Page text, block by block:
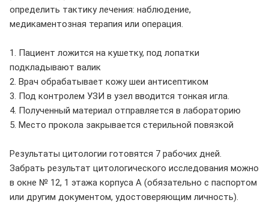
определить тактику лечения: наблюдение,
медикаментозная терапия или операция.
1. Пациент ложится на кушетку, под лопатки
подкладывают валик
2. Врач обрабатывает кожу шеи антисептиком
3. Под контролем УЗИ в узел вводится тонкая игла.
4. Полученный материал отправляется в лабораторию
5. Место прокола закрывается стерильной повязкой
Результаты цитологии готовятся 7 рабочих дней.
Забрать результат цитологического исследования можно
в окне № 12, 1 этажа корпуса А (обязательно с паспортом
или другим документом, удостоверяющим личность).